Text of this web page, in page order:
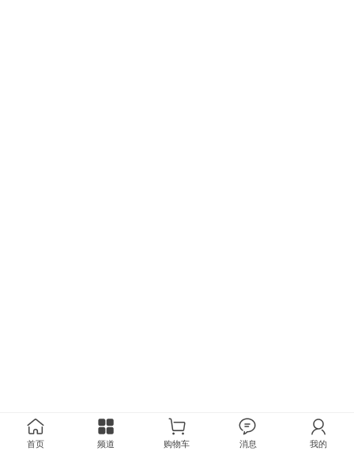
首页 频道 购物车 消息 我的